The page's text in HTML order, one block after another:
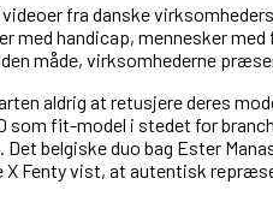
fra danske
med handicap, mennesker
måde, virksomhederne
aldrig at retusjere deres
som fit-model i stedet for
belgiske duo bag Ester
Fenty vist, at autentisk